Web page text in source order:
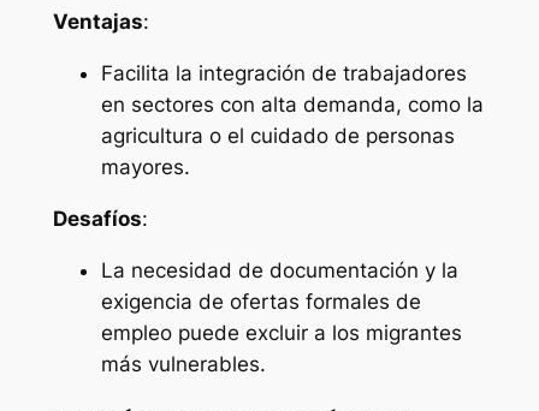
Ventajas:
Facilita la integración de trabajadores
en sectores con alta demanda, como la
agricultura o el cuidado de personas
mayores.
Desafíos:
La necesidad de documentación y la
exigencia de ofertas formales de
empleo puede excluir a los migrantes
más vulnerables.